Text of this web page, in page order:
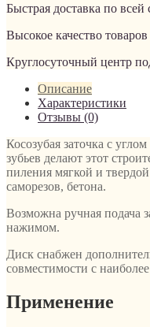
Быстрая доставка по всей
Высокое качество товаров
Круглосуточный центр
Описание
Характеристики
Отзывы (0)
Косозубая заточка с
зубьев делают этот
пиления мягкой и
саморезов, бетона.
Возможна ручная подача
нажимом.
Диск снабжен
совместимости с
Применение